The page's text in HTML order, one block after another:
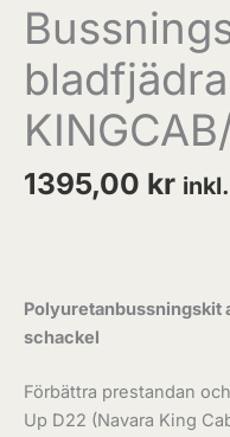
1395,00 kr
Polyuretanbussningskit
schackel
Förbättra prestandan
Up D22 (Navara King